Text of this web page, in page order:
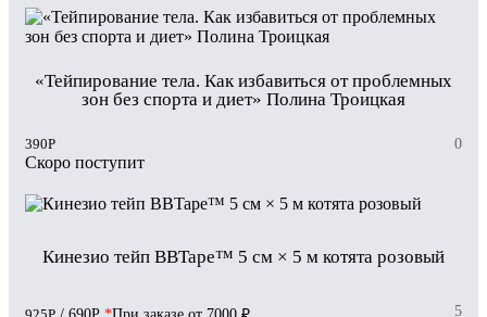
«Тейпирование тела. Как избавиться от проблемных
зон без спорта и диет» Полина Троицкая
390Р 0
Скоро поступит
Кинезио тейп BBTape™ 5 см × 5 м котята розовый
5